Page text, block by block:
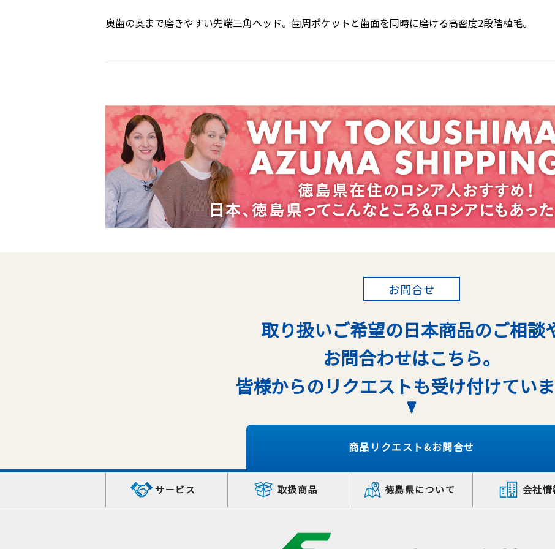
奥歯の奥まで磨きやすい先端三角ヘッド。歯周ポケットと歯面を同時に磨ける高密度2段階植毛。
お問合せ
取り扱いご希望の日本商品のご相談
お問合わせはこちら。
皆様からのリクエストも受け付けていま
商品リクエスト&お問合せ
サービス 取扱商品 徳島県について 会社情